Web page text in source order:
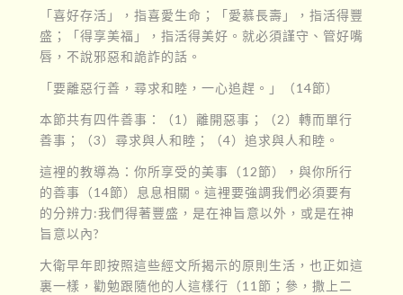
「喜好存活」，指喜愛生命；「愛慕長壽」，指活得豐
盛；「得享美福」，指活得美好。就必須謹守、管好嘴
唇，不說邪惡和詭詐的話。
「要離惡行善，尋求和睦，一心追趕。」（14節）
本節共有四件善事：（1）離開惡事；（2）轉而單行
善事；（3）尋求與人和睦；（4）追求與人和睦。
這裡的教導為：你所享受的美事（12節），與你所行
的善事（14節）息息相關。這裡要強調我們必須要有
的分辨力:我們得著豐盛，是在神旨意以外，或是在神
旨意以內?
大衛早年即按照這些經文所揭示的原則生活，也正如這
裏一樣，勸勉跟隨他的人這樣行（11節；參，撒上二